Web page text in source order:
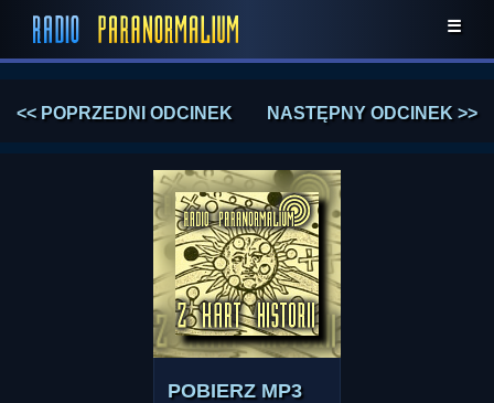
☰
<< POPRZEDNI ODCINEK NASTĘPNY ODCINEK >>
POBIERZ MP3